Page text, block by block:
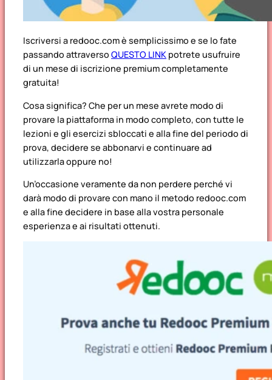
Iscriversi a redooc.com è semplicissimo e se lo fate
passando attraverso QUESTO LINK potrete usufruire
di un mese di iscrizione premium completamente
gratuita!
Cosa significa? Che per un mese avrete modo di
provare la piattaforma in modo completo, con tutte le
lezioni e gli esercizi sbloccati e alla fine del periodo di
prova, decidere se abbonarvi e continuare ad
utilizzarla oppure no!
Un’occasione veramente da non perdere perché vi
darà modo di provare con mano il metodo redooc.com
e alla fine decidere in base alla vostra personale
esperienza e ai risultati ottenuti.